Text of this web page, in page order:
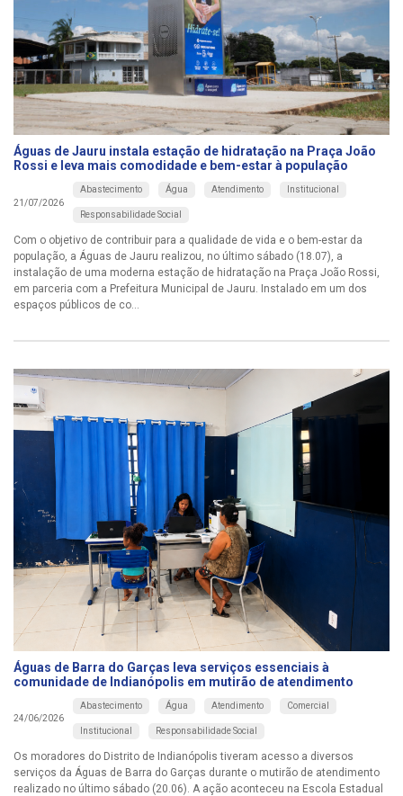
Águas de Jauru instala estação de hidratação na Praça João
Rossi e leva mais comodidade e bem-estar à população
21/07/2026
Abastecimento Água Atendimento Institucional
Responsabilidade Social
Com o objetivo de contribuir para a qualidade de vida e o bem-estar da
população, a Águas de Jauru realizou, no último sábado (18.07), a
instalação de uma moderna estação de hidratação na Praça João Rossi,
em parceria com a Prefeitura Municipal de Jauru. Instalado em um dos
espaços públicos de co...
Águas de Barra do Garças leva serviços essenciais à
comunidade de Indianópolis em mutirão de atendimento
24/06/2026
Abastecimento Água Atendimento Comercial
Institucional Responsabilidade Social
Os moradores do Distrito de Indianópolis tiveram acesso a diversos
serviços da Águas de Barra do Garças durante o mutirão de atendimento
realizado no último sábado (20.06). A ação aconteceu na Escola Estadual